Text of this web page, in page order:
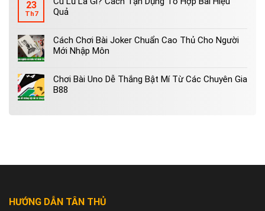
23
Th7
Quả
Cách Chơi Bài Joker Chuẩn Cao Thủ Cho Người
Mới Nhập Môn
Chơi Bài Uno Dễ Thắng Bật Mí Từ Các Chuyên Gia
B88
HƯỚNG DẪN TÂN THỦ